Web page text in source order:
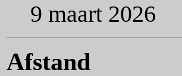
9 maart 2026
Afstand